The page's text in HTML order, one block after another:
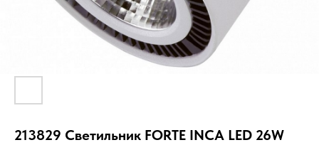
213829 Светильник FORTE INCA LED 26W